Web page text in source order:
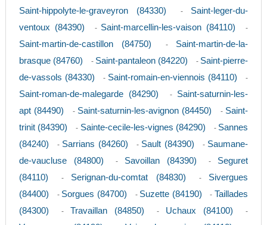
Saint-hippolyte-le-graveyron (84330) - Saint-leger-du-
ventoux (84390)
- Saint-marcellin-les-vaison (84110) -
Saint-martin-de-castillon (84750) - Saint-martin-de-la-
brasque (84760)
- Saint-pantaleon (84220) - Saint-pierre-
de-vassols (84330)
- Saint-romain-en-viennois (84110) -
Saint-roman-de-malegarde (84290) - Saint-saturnin-les-
apt (84490)
- Saint-saturnin-les-avignon (84450) - Saint-
trinit (84390)
- Sainte-cecile-les-vignes (84290) - Sannes
(84240)
- Sarrians (84260) - Sault (84390) - Saumane-
de-vaucluse (84800)
- Savoillan (84390) - Seguret
(84110)
- Serignan-du-comtat (84830) - Sivergues
(84400)
- Sorgues (84700) - Suzette (84190) - Taillades
(84300)
- Travaillan (84850) - Uchaux (84100) -